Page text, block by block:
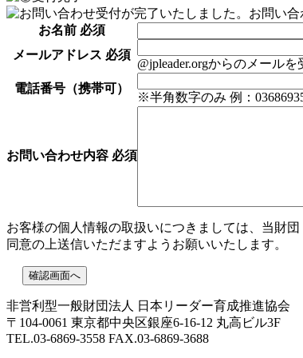
お名前 必須
メールアドレス 必須
@jpleader.orgからのメール
電話番号（携帯可）
※半角数字のみ 例：
お問い合わせ内容 必須
お客様の個人情報の取扱いにつきましては、当財団
同意の上送信いただますようお願いいたします。
非営利型一般財団法人 日本リーダー育成推進協会
〒104-0061 東京都中央区銀座6-16-12 丸高ビル3F
TEL.03-6869-3558 FAX.03-6869-3688